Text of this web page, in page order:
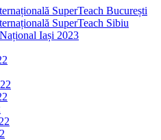
SuperTeach București
SuperTeach Sibiu
Iași 2023